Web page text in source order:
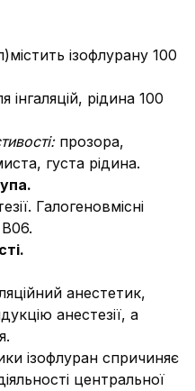
ізофлурану 100
інгаляцій, рідина 100
прозора,
густа рідина.
Галогеновмісні
анестетик,
анестезії, а
ізофлуран спричиняє
центральної